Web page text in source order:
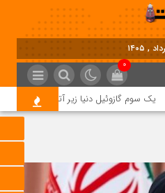
0
یک سوم گازوئیل دنیا زیر آتش جنگ؛ بحران